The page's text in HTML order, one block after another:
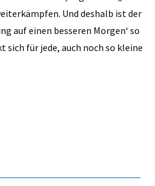
Und deshalb ist der
auf einen besseren Morgen‘ so
sich für jede, auch noch so kleine